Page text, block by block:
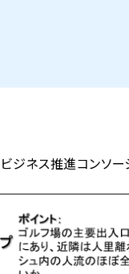
ジネス推進コンソ